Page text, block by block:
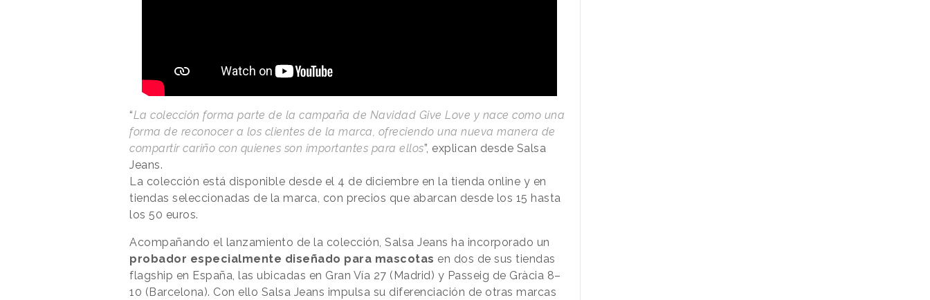
“La colección forma parte de la campaña de Navidad Give Love y nace como una
forma de reconocer a los clientes de la marca, ofreciendo una nueva manera de
compartir cariño con quienes son importantes para ellos”, explican desde Salsa
Jeans.
La colección está disponible desde el 4 de diciembre en la tienda online y en
tiendas seleccionadas de la marca, con precios que abarcan desde los 15 hasta
los 50 euros.
Acompañando el lanzamiento de la colección, Salsa Jeans ha incorporado un
probador especialmente diseñado para mascotas en dos de sus tiendas
flagship en España, las ubicadas en Gran Vía 27 (Madrid) y Passeig de Gràcia 8–
10 (Barcelona). Con ello Salsa Jeans impulsa su diferenciación de otras marcas